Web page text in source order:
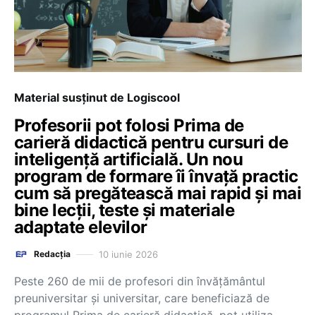
Material susținut de Logiscool
Profesorii pot folosi Prima de
carieră didactică pentru cursuri de
inteligență artificială. Un nou
program de formare îi învață practic
cum să pregătească mai rapid și mai
bine lecții, teste și materiale
adaptate elevilor
Redacția 10 iunie 2026
Peste 260 de mii de profesori din învățământul
preuniversitar și universitar, care beneficiază de